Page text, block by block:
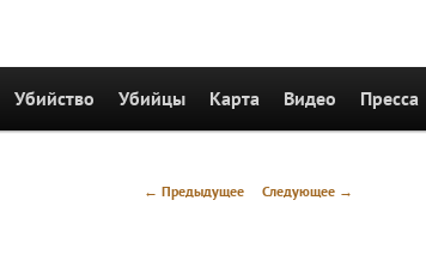
Убийство Убийцы Карта Видео Пресса
Навигация
← Предыдущее Следующее →